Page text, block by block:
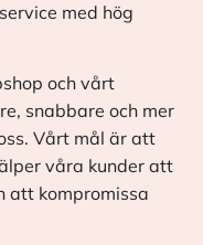
med hög
och vårt
snabbare och mer
Vårt mål är att
våra kunder att
att kompromissa